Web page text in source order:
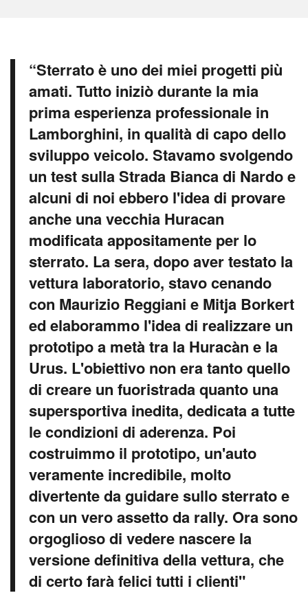
“Sterrato è uno dei miei progetti più
amati. Tutto iniziò durante la mia
prima esperienza professionale in
Lamborghini, in qualità di capo dello
sviluppo veicolo. Stavamo svolgendo
un test sulla Strada Bianca di Nardo e
alcuni di noi ebbero l'idea di provare
anche una vecchia Huracan
modificata appositamente per lo
sterrato. La sera, dopo aver testato la
vettura laboratorio, stavo cenando
con Maurizio Reggiani e Mitja Borkert
ed elaborammo l'idea di realizzare un
prototipo a metà tra la Huracàn e la
Urus. L'obiettivo non era tanto quello
di creare un fuoristrada quanto una
supersportiva inedita, dedicata a tutte
le condizioni di aderenza. Poi
costruimmo il prototipo, un'auto
veramente incredibile, molto
divertente da guidare sullo sterrato e
con un vero assetto da rally. Ora sono
orgoglioso di vedere nascere la
versione definitiva della vettura, che
di certo farà felici tutti i clienti"